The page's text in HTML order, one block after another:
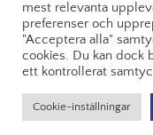
mest relevanta
preferenser och
"Acceptera alla"
cookies. Du kan dock
ett kontrollerat
Cookie-inställningar